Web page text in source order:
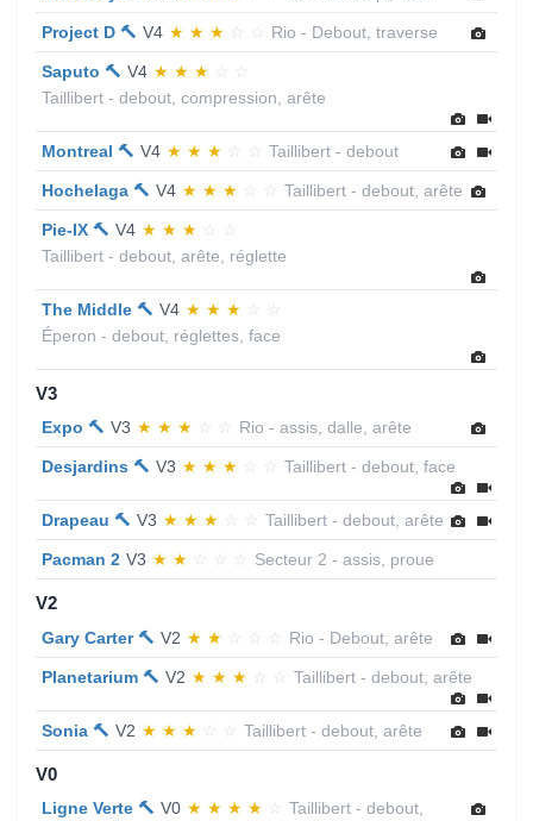
Project D 🔨 V4 ★ ★ ★ ☆ ☆ Rio - Debout, traverse
Saputo 🔨 V4 ★ ★ ★ ☆
☆
Taillibert - debout, compression, arête
Montreal 🔨 V4 ★ ★ ★ ☆ ☆ Taillibert - debout
Hochelaga 🔨 V4 ★ ★ ★ ☆ ☆ Taillibert - debout, arête
Pie-IX 🔨 V4 ★ ★ ★ ☆
☆
Taillibert - debout, arête, réglette
The Middle 🔨 V4 ★ ★ ★ ☆
☆
Éperon - debout, réglettes, face
V3
Expo 🔨 V3 ★ ★ ★ ☆ ☆ Rio - assis, dalle, arête
Desjardins 🔨 V3 ★ ★ ★ ☆ ☆ Taillibert - debout, face
Drapeau 🔨 V3 ★ ★ ★ ☆ ☆ Taillibert - debout, arête
Pacman 2 V3 ★ ★ ☆ ☆ ☆ Secteur 2 - assis, proue
V2
Gary Carter 🔨 V2 ★ ★ ☆ ☆ ☆ Rio - Debout, arête
Planetarium 🔨 V2 ★ ★ ★ ☆ ☆ Taillibert - debout, arête
Sonia 🔨 V2 ★ ★ ★ ☆ ☆ Taillibert - debout, arête
V0
Ligne Verte 🔨 V0 ★ ★ ★ ★ ☆ Taillibert - debout,